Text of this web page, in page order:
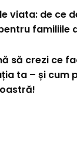
viata: de ce
familiile
să crezi ce
ta – și cum